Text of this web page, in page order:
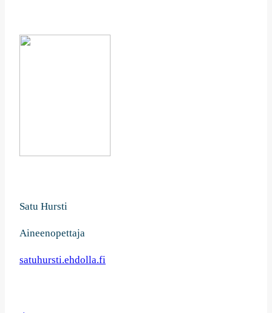
Satu Hursti
Aineenopettaja
satuhursti.ehdolla.fi